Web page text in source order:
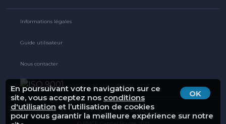
OK
En poursuivant votre navigation sur ce
site, vous acceptez nos conditions
d'utilisation et l’utilisation de cookies
pour vous garantir la meilleure expérience sur notre
Informations légales
Guide utilisateur
Nous contacter